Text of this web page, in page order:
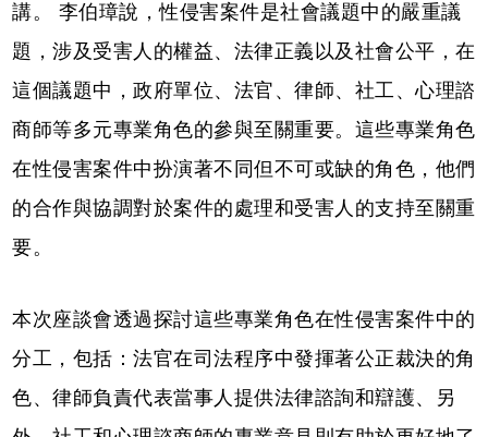
講。 李伯璋說，性侵害案件是社會議題中的嚴重議
題，涉及受害人的權益、法律正義以及社會公平，在
這個議題中，政府單位、法官、律師、社工、心理諮
商師等多元專業角色的參與至關重要。這些專業角色
在性侵害案件中扮演著不同但不可或缺的角色，他們
的合作與協調對於案件的處理和受害人的支持至關重
要。
本次座談會透過探討這些專業角色在性侵害案件中的
分工，包括：法官在司法程序中發揮著公正裁決的角
色、律師負責代表當事人提供法律諮詢和辯護、另